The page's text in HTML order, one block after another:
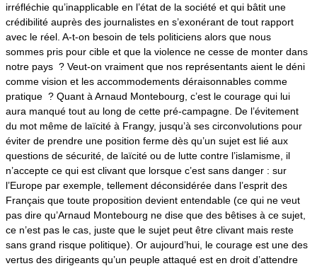
irréfléchie qu’inapplicable en l’état de la société et qui bâtit une
crédibilité auprès des journalistes en s’exonérant de tout rapport
avec le réel. A-t-on besoin de tels politiciens alors que nous
sommes pris pour cible et que la violence ne cesse de monter dans
notre pays ? Veut-on vraiment que nos représentants aient le déni
comme vision et les accommodements déraisonnables comme
pratique ? Quant à Arnaud Montebourg, c’est le courage qui lui
aura manqué tout au long de cette pré-campagne. De l’évitement
du mot même de laïcité à Frangy, jusqu’à ses circonvolutions pour
éviter de prendre une position ferme dès qu’un sujet est lié aux
questions de sécurité, de laïcité ou de lutte contre l’islamisme, il
n’accepte ce qui est clivant que lorsque c’est sans danger : sur
l’Europe par exemple, tellement déconsidérée dans l’esprit des
Français que toute proposition devient entendable (ce qui ne veut
pas dire qu’Arnaud Montebourg ne dise que des bêtises à ce sujet,
ce n’est pas le cas, juste que le sujet peut être clivant mais reste
sans grand risque politique). Or aujourd’hui, le courage est une des
vertus des dirigeants qu’un peuple attaqué est en droit d’attendre